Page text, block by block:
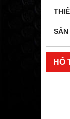
SẢN
HỔ